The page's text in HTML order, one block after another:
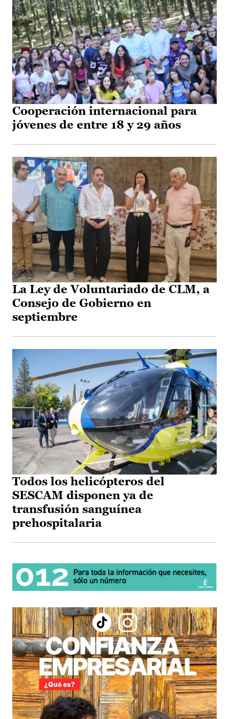
Cooperación internacional para
jóvenes de entre 18 y 29 años
La Ley de Voluntariado de CLM, a
Consejo de Gobierno en
septiembre
Todos los helicópteros del
SESCAM disponen ya de
transfusión sanguínea
prehospitalaria